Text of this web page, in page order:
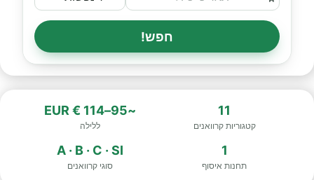
חפש!
11
קטגוריות קרוואנים
~95–114 € EUR
ללילה
1
תחנות איסוף
A · B · C · SI
סוגי קרוואנים